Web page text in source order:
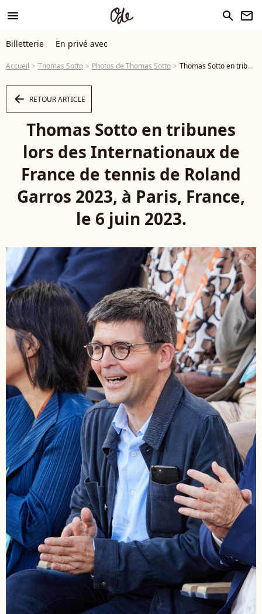
menu search newsletter
Billetterie En privé avec
Accueil Thomas Sotto Photos de Thomas Sotto Thomas Sotto en tribunes lors des Internationaux de France de tennis de Roland Garros 2023, à Paris, France, le 6 juin 2023. © Jacovides-Moreau/Bestimage - Photo
arrow_left RETOUR ARTICLE
Thomas Sotto en tribunes
lors des Internationaux de
France de tennis de Roland
Garros 2023, à Paris, France,
le 6 juin 2023.